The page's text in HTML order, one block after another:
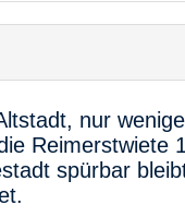
nur
Reimerstwiete
spürbar